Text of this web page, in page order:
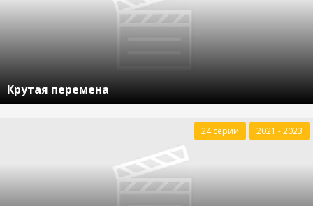
Крутая перемена
24 серии 2021 - 2023